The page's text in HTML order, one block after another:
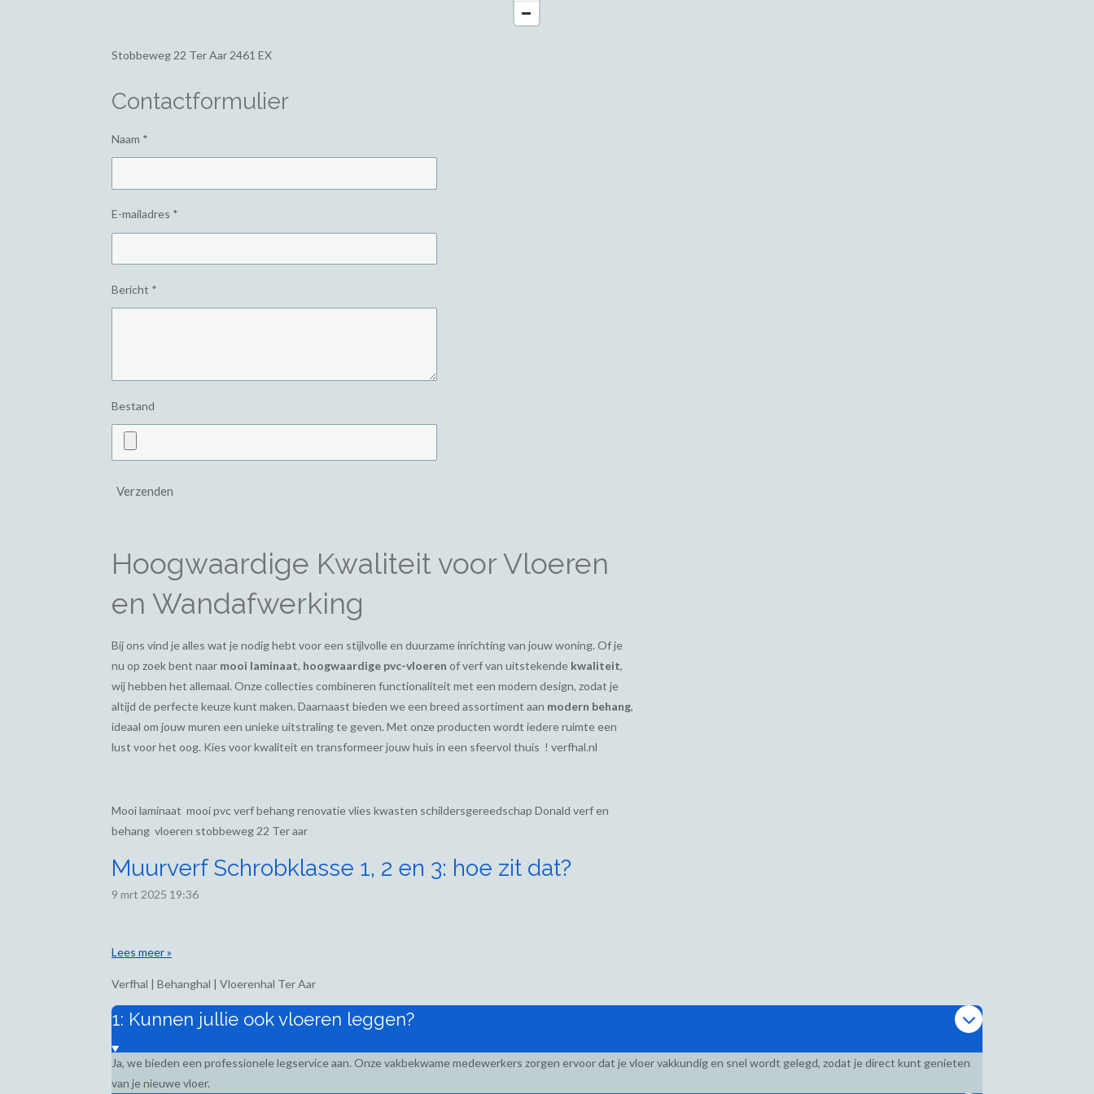
Stobbeweg 22 Ter Aar 2461 EX
Contactformulier
Naam *
E-mailadres *
Bericht *
Bestand
Verzenden
Hoogwaardige Kwaliteit voor Vloeren
en Wandafwerking
Bij ons vind je alles wat je nodig hebt voor een stijlvolle en duurzame inrichting van jouw woning. Of je
nu op zoek bent naar mooi laminaat, hoogwaardige pvc-vloeren of verf van uitstekende kwaliteit,
wij hebben het allemaal. Onze collecties combineren functionaliteit met een modern design, zodat je
altijd de perfecte keuze kunt maken. Daarnaast bieden we een breed assortiment aan modern behang,
ideaal om jouw muren een unieke uitstraling te geven. Met onze producten wordt iedere ruimte een
lust voor het oog. Kies voor kwaliteit en transformeer jouw huis in een sfeervol thuis ! verfhal.nl
Mooi laminaat mooi pvc verf behang renovatie vlies kwasten schildersgereedschap Donald verf en
behang vloeren stobbeweg 22 Ter aar
Muurverf Schrobklasse 1, 2 en 3: hoe zit dat?
9 mrt 2025 19:36
Lees meer »
Verfhal | Behanghal | Vloerenhal Ter Aar
1: Kunnen jullie ook vloeren leggen?
Ja, we bieden een professionele legservice aan. Onze vakbekwame medewerkers zorgen ervoor dat je vloer vakkundig en snel wordt gelegd, zodat je direct kunt genieten
van je nieuwe vloer.